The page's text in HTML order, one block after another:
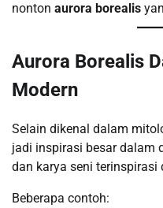
nonton aurora borealis
Aurora Borealis
Modern
Selain dikenal dalam
jadi inspirasi besar dalam
dan karya seni
Beberapa contoh: